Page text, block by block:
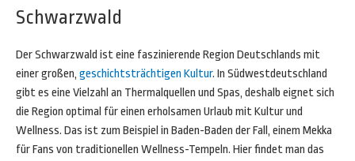
Schwarzwald
Der Schwarzwald ist eine faszinierende Region Deutschlands mit
einer großen, geschichtsträchtigen Kultur. In Südwestdeutschland
gibt es eine Vielzahl an Thermalquellen und Spas, deshalb eignet sich
die Region optimal für einen erholsamen Urlaub mit Kultur und
Wellness. Das ist zum Beispiel in Baden-Baden der Fall, einem Mekka
für Fans von traditionellen Wellness-Tempeln. Hier findet man das